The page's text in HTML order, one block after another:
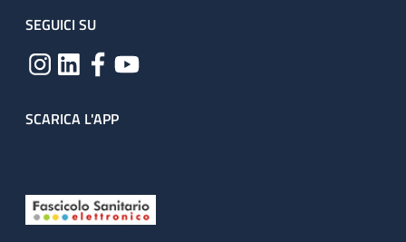
SEGUICI SU
SCARICA L'APP